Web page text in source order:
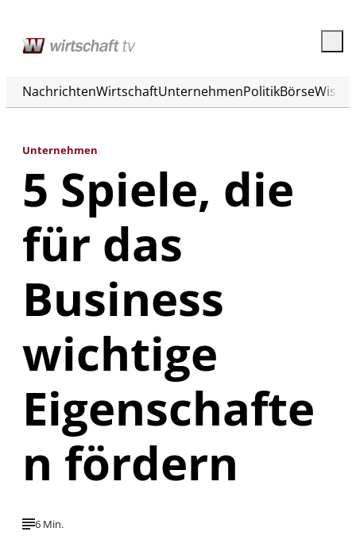
NachrichtenWirtschaftUnternehmenPolitikBörse
Unternehmen
5 Spiele, die
für das
Business
wichtige
Eigenschafte
n fördern
6 Min.